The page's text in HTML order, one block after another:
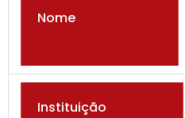
Nome
Instituição